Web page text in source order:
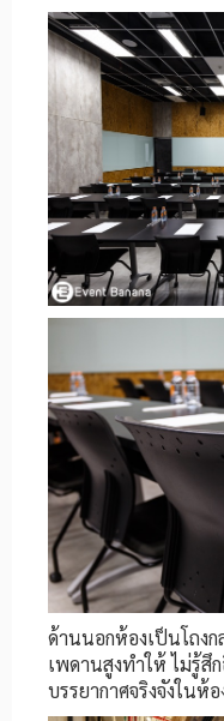
ด้านนอกห้องเป็นโถง
เพดานสูงทำให้ ไม่รู้สึ
บรรยากาศจริงจังในห้